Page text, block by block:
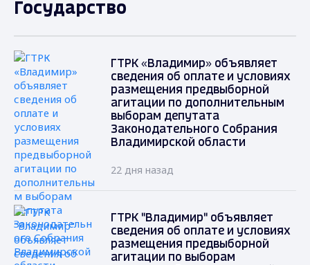
Государство
ГТРК «Владимир» объявляет
сведения об оплате и условиях
размещения предвыборной
агитации по дополнительным
выборам депутата
Законодательного Собрания
Владимирской области
22 дня назад
ГТРК "Владимир" объявляет
сведения об оплате и условиях
размещения предвыборной
агитации по выборам